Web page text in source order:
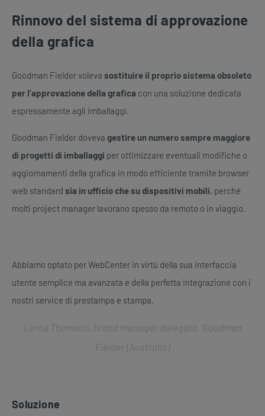
Rinnovo del sistema di approvazione
della grafica
Goodman Fielder voleva sostituire il proprio sistema obsoleto
per l’approvazione della grafica con una soluzione dedicata
espressamente agli imballaggi.
Goodman Fielder doveva gestire un numero sempre maggiore
di progetti di imballaggi per ottimizzare eventuali modifiche o
aggiornamenti della grafica in modo efficiente tramite browser
web standard sia in ufficio che su dispositivi mobili, perché
molti project manager lavorano spesso da remoto o in viaggio.
Abbiamo optato per WebCenter in virtù della sua interfaccia
utente semplice ma avanzata e della perfetta integrazione con i
nostri service di prestampa e stampa.
Lorna Thomson, brand manager delegato, Goodman
Fielder (Australia)
Soluzione